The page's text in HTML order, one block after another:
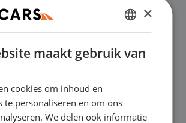
– Soepele acceptatie
bij online aankoop
DUTCH
ENGLISH
×
maakt gebruik van
cookies om inhoud en
te personaliseren en om ons
We delen ook informatie